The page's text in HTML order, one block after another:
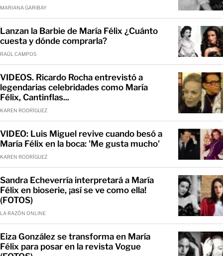
MARIANA GARIBAY
Lanzan la Barbie de María Félix ¿Cuánto
cuesta y dónde comprarla?
RAÚL CAMPOS
VIDEOS. Ricardo Rocha entrevistó a
legendarias celebridades como María
Félix, Cantinflas...
KAREN RODRÍGUEZ
VIDEO: Luis Miguel revive cuando besó a
María Félix en la boca: 'Me gusta mucho'
KAREN RODRÍGUEZ
Sandra Echeverría interpretará a María
Félix en bioserie, ¡así se ve como ella!
(FOTOS)
LA RAZÓN ONLINE
Eiza González se transforma en María
Félix para posar en la revista Vogue